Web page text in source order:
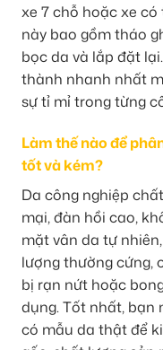
xe 7 chỗ hoặc xe
này bao gồm tháo
bọc da và lắp đặt
thành nhanh nhất
sự tỉ mỉ trong từng
Làm thế nào để
tốt và kém?
Da công nghiệp
mại, đàn hồi cao,
mặt vân da tự
lượng thường cứng,
bị rạn nứt hoặc
dụng. Tốt nhất, bạn
có mẫu da thật để